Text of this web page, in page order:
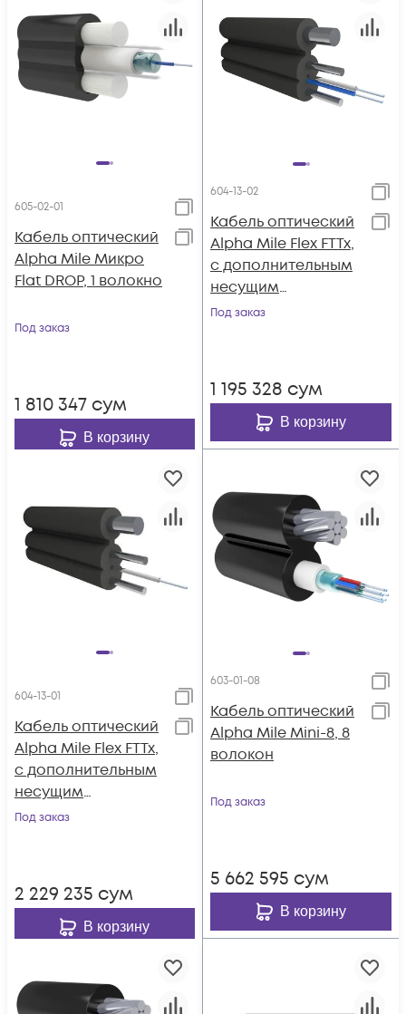
605-02-01
Кабель оптический
Alpha Mile Микро
Flat DROP, 1 волокно
Под заказ
1 810 347 сум
В корзину
604-13-02
Кабель оптический
Alpha Mile Flex FTTx,
с дополнительным
несущим
элементом
Под заказ
1 195 328 сум
В корзину
604-13-01
Кабель оптический
Alpha Mile Flex FTTx,
с дополнительным
несущим
элементом
Под заказ
2 229 235 сум
В корзину
603-01-08
Кабель оптический
Alpha Mile Mini-8, 8
волокон
Под заказ
5 662 595 сум
В корзину